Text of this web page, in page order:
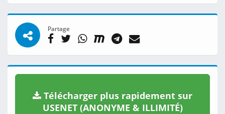
Partage
Télécharger plus rapidement sur
USENET (ANONYME & ILLIMITÉ)